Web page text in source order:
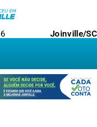
Joinville/SC